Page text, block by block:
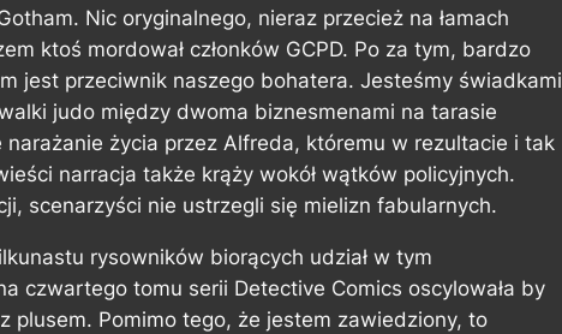
Nic oryginalnego, nieraz przecież na łamach
ktoś mordował członków GCPD. Po za tym, bardzo
jest przeciwnik naszego bohatera. Jesteśmy świadkami
judo między dwoma biznesmenami na tarasie
życia przez Alfreda, któremu w rezultacie i tak
narracja także krąży wokół wątków policyjnych.
scenarzyści nie ustrzegli się mielizn fabularnych.
rysowników biorących udział w tym
czwartego tomu serii Detective Comics oscylowała by
plusem. Pomimo tego, że jestem zawiedziony, to